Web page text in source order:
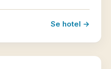
Se hotel →